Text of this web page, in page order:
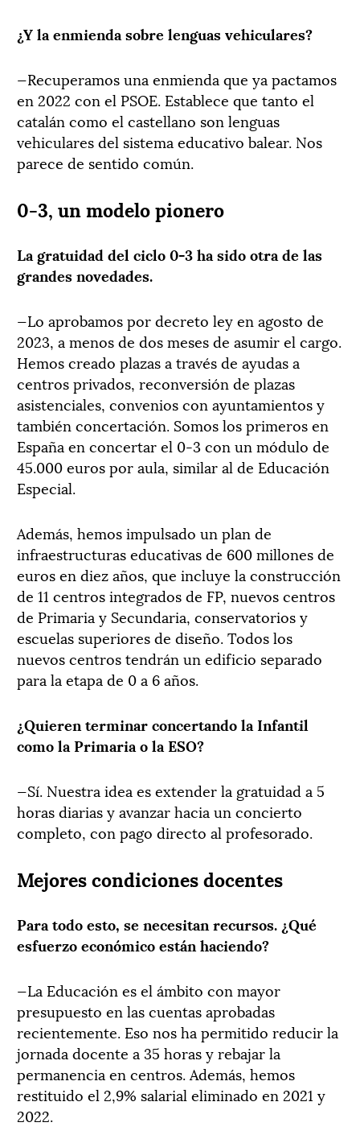
¿Y la enmienda sobre lenguas vehiculares?
—Recuperamos una enmienda que ya pactamos
en 2022 con el PSOE. Establece que tanto el
catalán como el castellano son lenguas
vehiculares del sistema educativo balear. Nos
parece de sentido común.
0-3, un modelo pionero
La gratuidad del ciclo 0-3 ha sido otra de las
grandes novedades.
—Lo aprobamos por decreto ley en agosto de
2023, a menos de dos meses de asumir el cargo.
Hemos creado plazas a través de ayudas a
centros privados, reconversión de plazas
asistenciales, convenios con ayuntamientos y
también concertación. Somos los primeros en
España en concertar el 0-3 con un módulo de
45.000 euros por aula, similar al de Educación
Especial.
Además, hemos impulsado un plan de
infraestructuras educativas de 600 millones de
euros en diez años, que incluye la construcción
de 11 centros integrados de FP, nuevos centros
de Primaria y Secundaria, conservatorios y
escuelas superiores de diseño. Todos los
nuevos centros tendrán un edificio separado
para la etapa de 0 a 6 años.
¿Quieren terminar concertando la Infantil
como la Primaria o la ESO?
—Sí. Nuestra idea es extender la gratuidad a 5
horas diarias y avanzar hacia un concierto
completo, con pago directo al profesorado.
Mejores condiciones docentes
Para todo esto, se necesitan recursos. ¿Qué
esfuerzo económico están haciendo?
—La Educación es el ámbito con mayor
presupuesto en las cuentas aprobadas
recientemente. Eso nos ha permitido reducir la
jornada docente a 35 horas y rebajar la
permanencia en centros. Además, hemos
restituido el 2,9% salarial eliminado en 2021 y
2022.